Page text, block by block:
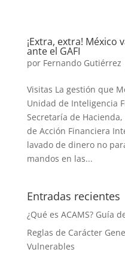
¡Extra, extra!
ante el GAFI
por Fernando Gutiérrez
Visitas La gestión que
Unidad de Inteligencia
Secretaría de
de Acción Financiera
lavado de dinero no
mandos en las...
Entradas recientes
¿Qué es ACAMS? Guía
Reglas de Carácter
Vulnerables